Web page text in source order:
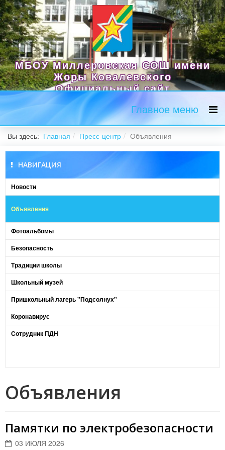
МБОУ Миллеровская СОШ имени
Жоры Ковалевского
Официальный сайт
Главное меню
Вы здесь: Главная Пресс-центр Объявления
НАВИГАЦИЯ
Новости
Объявления
Фотоальбомы
Безопасность
Традиции школы
Школьный музей
Пришкольный лагерь "Подсолнух"
Коронавирус
Сотрудник ПДН
Объявления
Памятки по электробезопасности
03 ИЮЛЯ 2026